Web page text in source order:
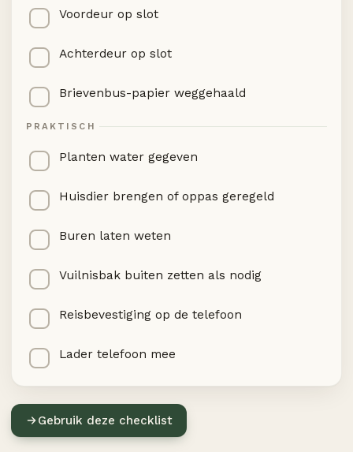
Voordeur op slot
Achterdeur op slot
Brievenbus-papier weggehaald
PRAKTISCH
Planten water gegeven
Huisdier brengen of oppas geregeld
Buren laten weten
Vuilnisbak buiten zetten als nodig
Reisbevestiging op de telefoon
Lader telefoon mee
Gebruik deze checklist